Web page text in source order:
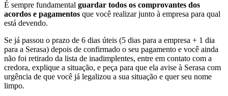
É sempre fundamental guardar todos os comprovantes dos
acordos e pagamentos que você realizar junto à empresa para qual
está devendo.
Se já passou o prazo de 6 dias úteis (5 dias para a empresa + 1 dia
para a Serasa) depois de confirmado o seu pagamento e você ainda
não foi retirado da lista de inadimplentes, entre em contato com a
credora, explique a situação, e peça para que ela avise à Serasa com
urgência de que você já legalizou a sua situação e quer seu nome
limpo.